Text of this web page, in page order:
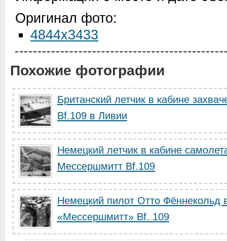
Оригинал фото:
4844x3433
Похожие фотографии
Британский летчик в кабине
Bf.109 в Ливии
Немецкий летчик в кабине
Мессершмитт Bf.109
Немецкий пилот Отто Фённекольд
«Мессершмитт» Bf. 109